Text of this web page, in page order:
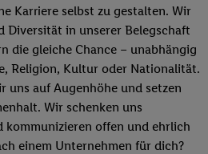
Karriere selbst zu gestalten. Wir
Diversität in unserer Belegschaft
die gleiche Chance – unabhängig
Religion, Kultur oder Nationalität.
uns auf Augenhöhe und setzen
Wir schenken uns
kommunizieren offen und ehrlich
einem Unternehmen für dich?